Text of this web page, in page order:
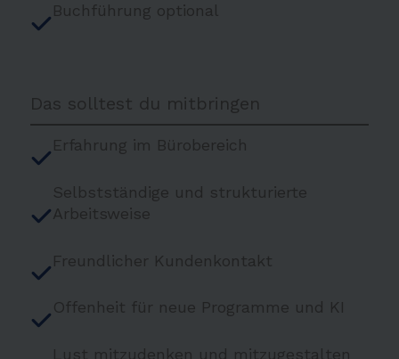
Buchführung optional
Das solltest du mitbringen
Erfahrung im Bürobereich
Selbstständige und strukturierte
Arbeitsweise
Freundlicher Kundenkontakt
Offenheit für neue Programme und KI
Lust mitzudenken und mitzugestalten